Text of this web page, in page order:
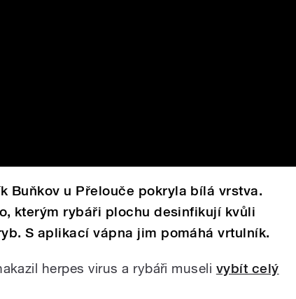
Buňkov u Přelouče pokryla bílá vrstva.
kterým rybáři plochu desinfikují kvůli
S aplikací vápna jim pomáhá vrtulník.
herpes virus a rybáři museli vybít celý